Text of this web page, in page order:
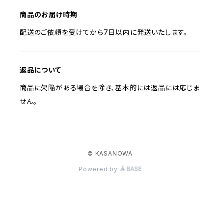
商品のお届け時期
配送のご依頼を受けてから7日以内に発送いたします。
返品について
商品に欠陥がある場合を除き、基本的には返品には応じま
せん。
© KASANOWA
Powered by